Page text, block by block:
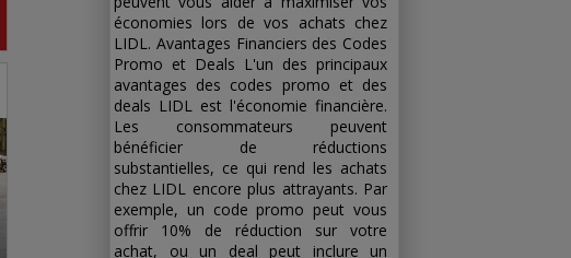
économies lors de vos achats chez
LIDL. Avantages Financiers des Codes
Promo et Deals L'un des principaux
avantages des codes promo et des
deals LIDL est l'économie financière.
Les consommateurs peuvent
bénéficier de réductions
substantielles, ce qui rend les achats
chez LIDL encore plus attrayants. Par
exemple, un code promo peut vous
offrir 10% de réduction sur votre
achat, ou un deal peut inclure un